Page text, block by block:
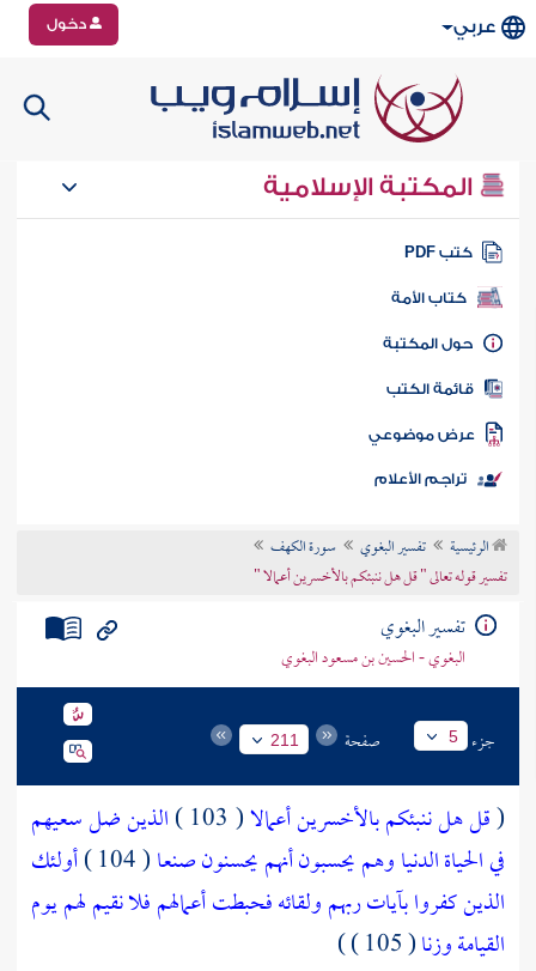
عربي دخول
المكتبة الإسلامية
كتب PDF
كتاب الأمة
المكتبة
الكتب
موضوعي
تراجم الأعلام
الرئيسية تفسير البغوي
سورة الكهف
تفسير قوله تعالى " قل هل ننبئكم بالأخسرين أعمالا "
تفسير البغوي
البغوي - الحسين بن مسعود البغوي
جزء 5 صفحة 211
(قل هل ننبئكم بالأخسرين أعمالا( 103 )
الذين ضل سعيهم
في الحياة الدنيا وهم يحسبون أنهم يحسنون صنعا( 104 )
أولئك
الذين كفروا بآيات ربهم ولقائه فحبطت أعمالهم فلا نقيم لهم يوم
القيامة وزنا( 105 ) )